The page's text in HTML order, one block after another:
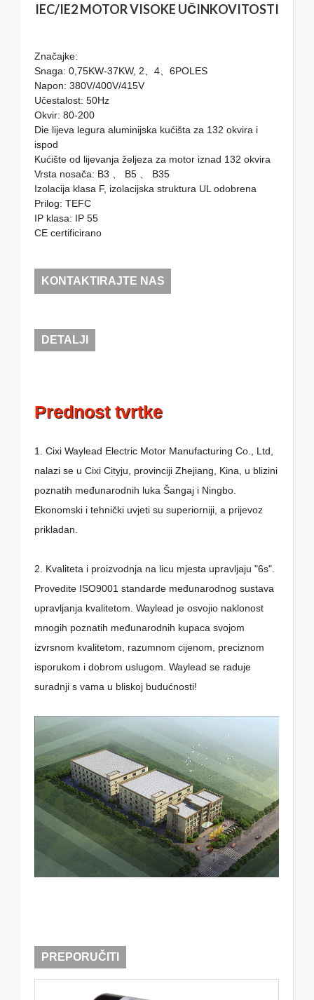
IEC/IE2 MOTOR VISOKE UČINKOVITOSTI
Značajke:
Snaga: 0,75KW-37KW, 2、4、6POLES
Napon: 380V/400V/415V
Učestalost: 50Hz
Okvir: 80-200
Die lijeva legura aluminijska kućišta za 132 okvira i
ispod
Kućište od lijevanja željeza za motor iznad 132 okvira
Vrsta nosača: B3 、 B5 、 B35
Izolacija klasa F, izolacijska struktura UL odobrena
Prilog: TEFC
IP klasa: IP 55
CE certificirano
KONTAKTIRAJTE NAS
DETALJI
Prednost tvrtke
1. Cixi Waylead Electric Motor Manufacturing Co., Ltd,
nalazi se u Cixi Cityju, provinciji Zhejiang, Kina, u blizini
poznatih međunarodnih luka Šangaj i Ningbo.
Ekonomski i tehnički uvjeti su superiorniji, a prijevoz
prikladan.
2. Kvaliteta i proizvodnja na licu mjesta upravljaju "6s".
Provedite ISO9001 standarde međunarodnog sustava
upravljanja kvalitetom. Waylead je osvojio naklonost
mnogih poznatih međunarodnih kupaca svojom
izvrsnom kvalitetom, razumnom cijenom, preciznom
isporukom i dobrom uslugom. Waylead se raduje
suradnji s vama u bliskoj budućnosti!
PREPORUČITI